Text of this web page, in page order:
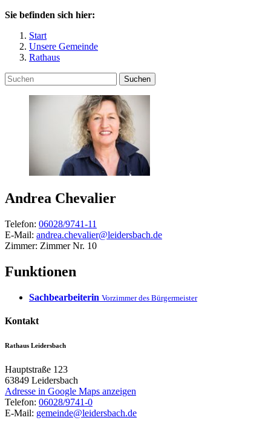
Sie befinden sich hier:
Start
Unsere Gemeinde
Rathaus
Suchen
Andrea Chevalier
Telefon: 06028/9741-11
E-Mail: andrea.chevalier@leidersbach.de
Zimmer: Zimmer Nr. 10
Funktionen
Sachbearbeiterin Vorzimmer des Bürgermeister
Kontakt
Rathaus Leidersbach
Hauptstraße 123
63849 Leidersbach
Adresse in Google Maps anzeigen
Telefon: 06028/9741-0
E-Mail: gemeinde@leidersbach.de